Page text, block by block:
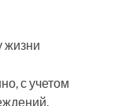
жизни
с учетом